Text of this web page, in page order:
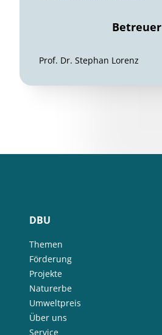
Betreuer
Prof. Dr. Stephan Lorenz
DBU
Themen
Förderung
Projekte
Naturerbe
Umweltpreis
Über uns
Service